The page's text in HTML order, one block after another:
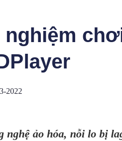
2022
nghệ ảo hóa, nỗi lo bị